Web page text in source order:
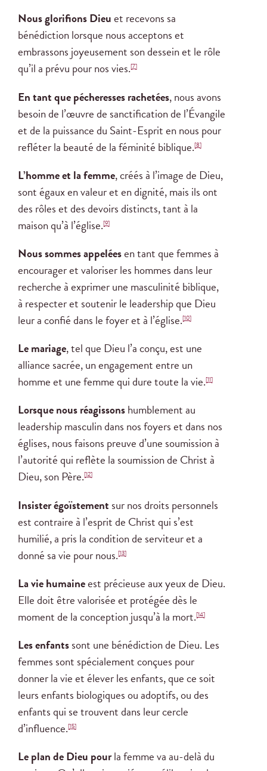
Nous glorifions Dieuet recevons sa
bénédiction lorsque nous acceptons et
embrassons joyeusement son dessein et le rôle
qu’il a prévu pour nos vies.[7]
En tant que pécheresses rachetées, nous avons
besoin de l’œuvre de sanctification de l’Évangile
et de la puissance du Saint-Esprit en nous pour
refléter la beauté de la féminité biblique.[8]
L’homme et la femme, créés à l’image de Dieu,
sont égaux en valeur et en dignité, mais ils ont
des rôles et des devoirs distincts, tant à la
maison qu’à l’église.[9]
Nous sommes appeléesen tant que femmes à
encourager et valoriser les hommes dans leur
recherche à exprimer une masculinité biblique,
à respecter et soutenir le leadership que Dieu
leur a confié dans le foyer et à l’église.[10]
Le mariage, tel que Dieu l’a conçu, est une
alliance sacrée, un engagement entre un
homme et une femme qui dure toute la vie.[11]
Lorsque nous réagissonshumblement au
leadership masculin dans nos foyers et dans nos
églises, nous faisons preuve d’une soumission à
l’autorité qui reflète la soumission de Christ à
Dieu, son Père.[12]
Insister égoïstement sur nos droits personnels
est contraire à l’esprit de Christ qui s’est
humilié, a pris la condition de serviteur et a
donné sa vie pour nous.[13]
La vie humaineest précieuse aux yeux de Dieu.
Elle doit être valorisée et protégée dès le
moment de la conception jusqu’à la mort.[14]
Les enfantssont une bénédiction de Dieu. Les
femmes sont spécialement conçues pour
donner la vie et élever les enfants, que ce soit
leurs enfants biologiques ou adoptifs, ou des
enfants qui se trouvent dans leur cercle
d’influence.[15]
Le plan de Dieu pourla femme va au-delà du